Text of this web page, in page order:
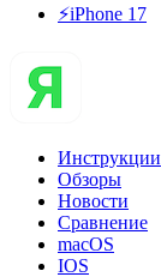
⚡️iPhone 17
Инструкции
Обзоры
Новости
Сравнение
macOS
IOS